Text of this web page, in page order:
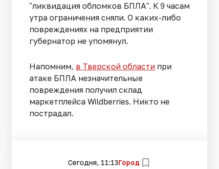
"ликвидация обломков БПЛА". К 9 часам
утра ограничения сняли. О каких-либо
повреждениях на предприятии
губернатор не упомянул.
Напомним, в Тверской области при
атаке БПЛА незначительные
повреждения получил склад
маркетплейса Wildberries. Никто не
пострадал.
Сегодня, 11:13Город